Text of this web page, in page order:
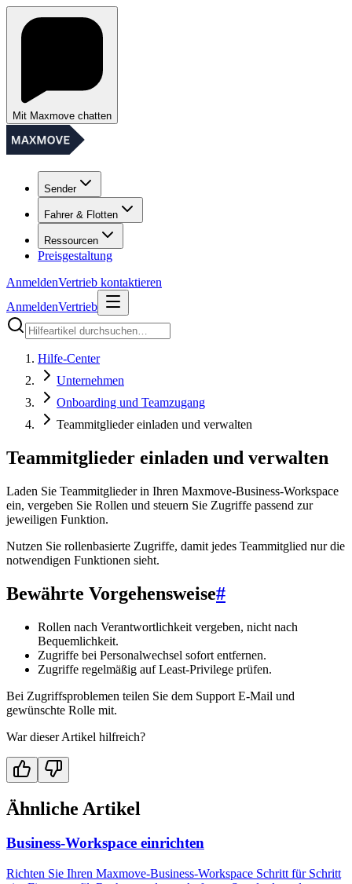
Mit Maxmove chatten
Sender
Fahrer & Flotten
Ressourcen
Preisgestaltung
AnmeldenVertrieb kontaktieren
AnmeldenVertrieb
Hilfe-Center
Unternehmen
Onboarding und Teamzugang
Teammitglieder einladen und verwalten
Teammitglieder einladen und verwalten
Laden Sie Teammitglieder in Ihren Maxmove-Business-Workspace
ein, vergeben Sie Rollen und steuern Sie Zugriffe passend zur
jeweiligen Funktion.
Nutzen Sie rollenbasierte Zugriffe, damit jedes Teammitglied nur die
notwendigen Funktionen sieht.
Bewährte Vorgehensweise#
Rollen nach Verantwortlichkeit vergeben, nicht nach
Bequemlichkeit.
Zugriffe bei Personalwechsel sofort entfernen.
Zugriffe regelmäßig auf Least-Privilege prüfen.
Bei Zugriffsproblemen teilen Sie dem Support E-Mail und
gewünschte Rolle mit.
War dieser Artikel hilfreich?
Ähnliche Artikel
Business-Workspace einrichten
Richten Sie Ihren Maxmove-Business-Workspace Schritt für Schritt